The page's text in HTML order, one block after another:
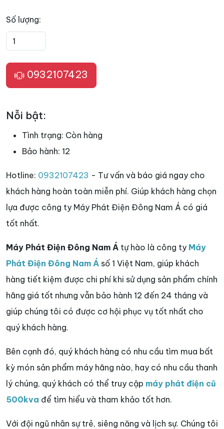
Số lượng:
0932107423
Nỗi bật:
Tình trạng: Còn hàng
Bảo hành: 12
Hotline: 0932107423 - Tư vấn và báo giá ngay cho
khách hàng hoàn toàn miễn phí. Giúp khách hàng chọn
lựa được công ty Máy Phát Điện Đông Nam Á có giá
tốt nhất.
Máy Phát Điện Đông Nam Á tự hào là công ty Máy
Phát Điện Đông Nam Á số 1 Việt Nam, giúp khách
hàng tiết kiệm được chi phí khi sử dụng sản phẩm chính
hãng giá tốt nhưng vẫn bảo hành 12 đến 24 tháng và
giúp chúng tôi có được cơ hội phục vụ tốt nhất cho
quý khách hàng.
Bên cạnh đó, quý khách hàng có nhu cầu tìm mua bất
kỳ món sản phẩm máy hãng nào, hay có nhu cầu thanh
lý chúng, quý khách có thể truy cập máy phát điện cũ
500kva để tìm hiểu và tham khảo tốt hơn.
Với đội ngũ nhân sự trẻ, siêng năng và lịch sự. Chúng tôi